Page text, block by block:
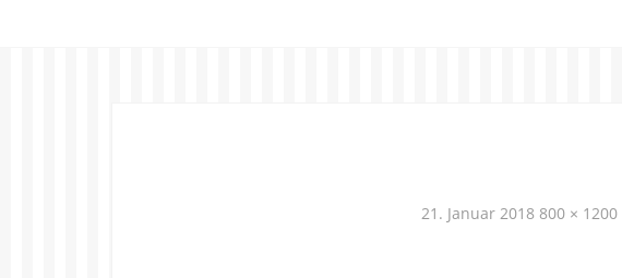
21. Januar 2018 800 × 1200